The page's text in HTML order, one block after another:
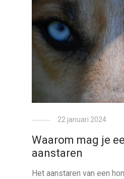
22 januari 2024
Waarom mag je
aanstaren
Het aanstaren van een